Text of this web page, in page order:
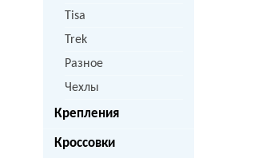
Tisa
Trek
Разное
Чехлы
Крепления
Кроссовки